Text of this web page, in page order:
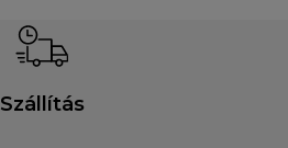
Szállítás